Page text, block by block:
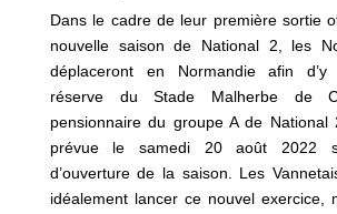
Dans le cadre de leur première sortie
nouvelle saison de National 2, les
déplaceront en Normandie afin d’y
réserve du Stade Malherbe de
pensionnaire du groupe A de National
prévue le samedi 20 août 2022
d’ouverture de la saison. Les
idéalement lancer ce nouvel exercice,